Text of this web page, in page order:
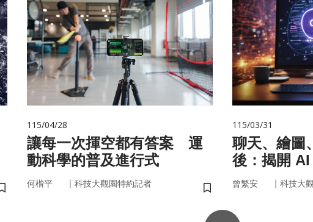
儲存書籤
115/04/28
讓每一次揮空都有答案 運
動科學的普及進行式
何楷平 ｜ 科技大觀園特約記者
儲存書籤
115/03/31
聊天、繪圖
後：揭開
力」的真面
曾繁安 ｜ 科技大